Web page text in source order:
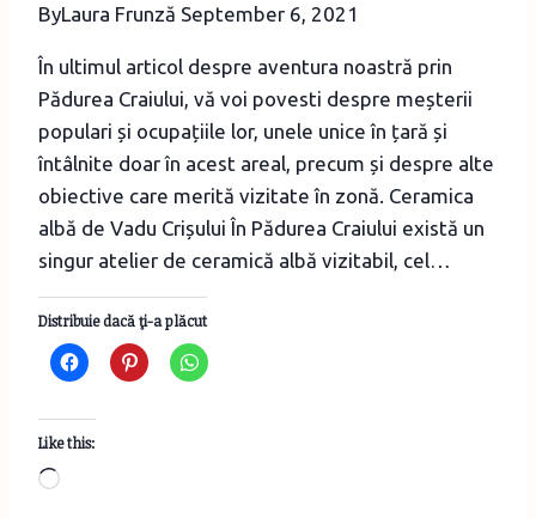
ByLaura Frunză September 6, 2021
În ultimul articol despre aventura noastră prin
Pădurea Craiului, vă voi povesti despre meșterii
populari și ocupațiile lor, unele unice în țară și
întâlnite doar în acest areal, precum și despre alte
obiective care merită vizitate în zonă. Ceramica
albă de Vadu Crișului În Pădurea Craiului există un
singur atelier de ceramică albă vizitabil, cel…
Distribuie dacă ţi-a plăcut
Like this:
Loading…